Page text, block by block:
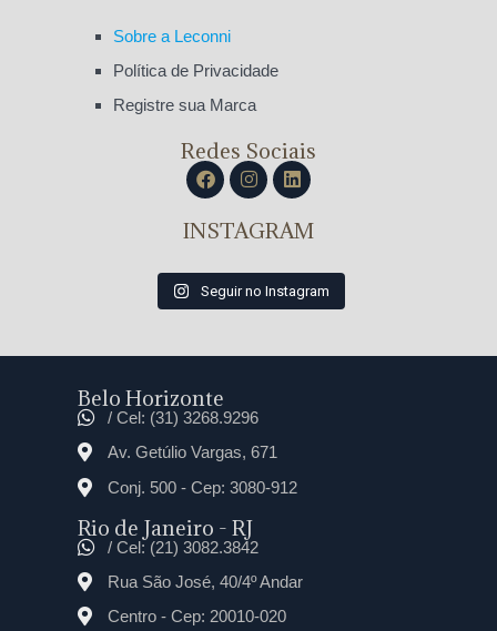
Sobre a Leconni
Política de Privacidade
Registre sua Marca
Redes Sociais
INSTAGRAM
Seguir no Instagram
Belo Horizonte
/ Cel: (31) 3268.9296
Av. Getúlio Vargas, 671
Conj. 500 - Cep: 3080-912
Rio de Janeiro - RJ
/ Cel: (21) 3082.3842
Rua São José, 40/4º Andar
Centro - Cep: 20010-020